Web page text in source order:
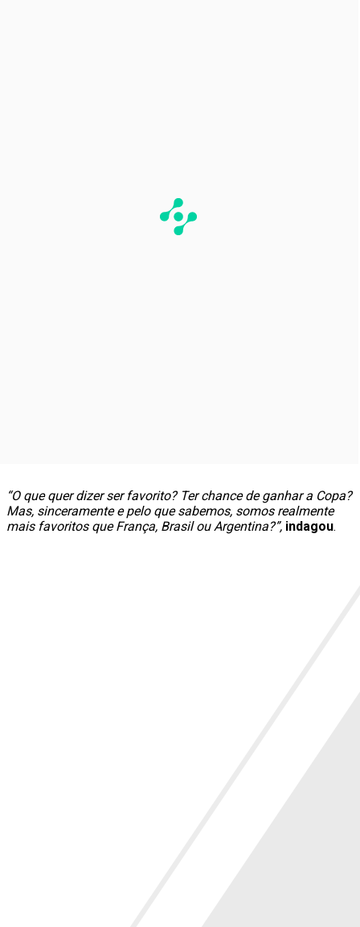
“O que quer dizer ser favorito? Ter chance de ganhar a Copa?
Mas, sinceramente e pelo que sabemos, somos realmente
mais favoritos que França, Brasil ou Argentina?”, indagou.